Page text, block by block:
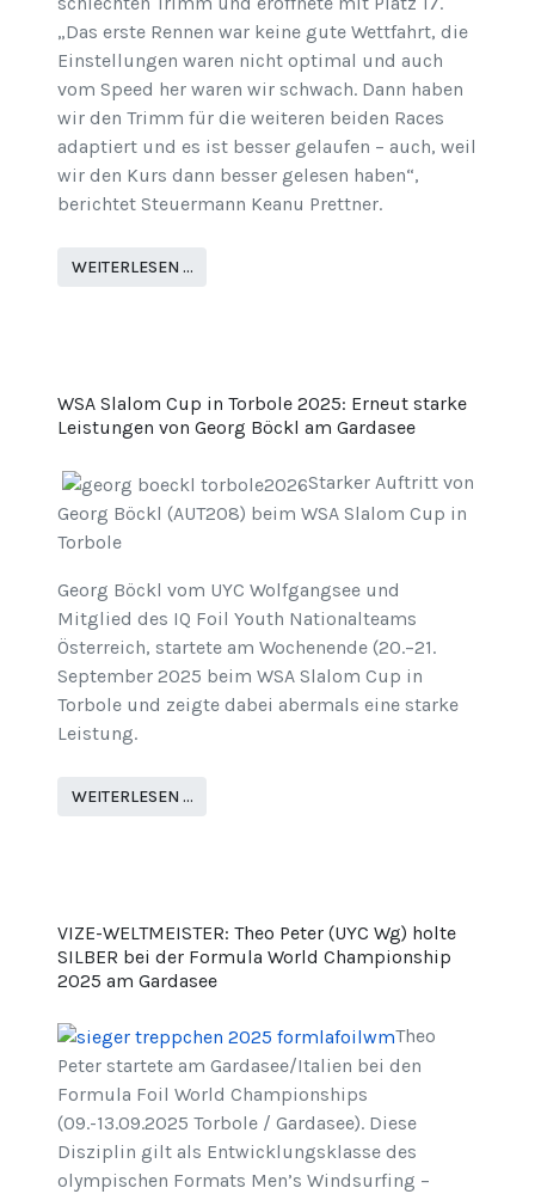
„Das erste Rennen war keine gute Wettfahrt, die
Einstellungen waren nicht optimal und auch
vom Speed her waren wir schwach. Dann haben
wir den Trimm für die weiteren beiden Races
adaptiert und es ist besser gelaufen – auch, weil
wir den Kurs dann besser gelesen haben“,
berichtet Steuermann Keanu Prettner.
WEITERLESEN …
WSA Slalom Cup in Torbole 2025: Erneut starke
Leistungen von Georg Böckl am Gardasee
Starker Auftritt von
Georg Böckl (AUT208) beim WSA Slalom Cup in
Torbole
Georg Böckl vom UYC Wolfgangsee und
Mitglied des IQ Foil Youth Nationalteams
Österreich, startete am Wochenende (20.–21.
September 2025 beim WSA Slalom Cup in
Torbole und zeigte dabei abermals eine starke
Leistung.
WEITERLESEN …
VIZE-WELTMEISTER: Theo Peter (UYC Wg) holte
SILBER bei der Formula World Championship
2025 am Gardasee
Theo
Peter startete am Gardasee/Italien bei den
Formula Foil World Championships
(09.-13.09.2025 Torbole / Gardasee). Diese
Disziplin gilt als Entwicklungsklasse des
olympischen Formats Men’s Windsurfing –